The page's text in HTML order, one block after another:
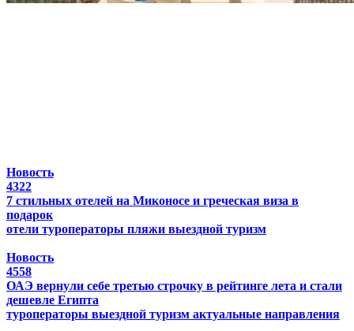
Новость
4322
7 стильных отелей на Миконосе и греческая виза в
подарок
отели туроператоры пляжи выездной туризм
Новость
4558
ОАЭ вернули себе третью строчку в рейтинге лета и стали
дешевле Египта
туроператоры выездной туризм актуальные направления